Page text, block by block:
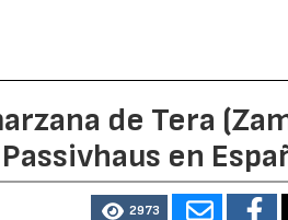
de Tera
en
2973